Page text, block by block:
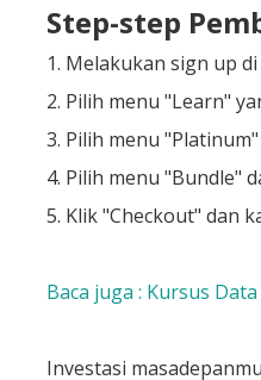
Step-step
1. Melakukan sign up di
2. Pilih menu "Learn"
3. Pilih menu "Platinum"
4. Pilih menu "Bundle"
5. Klik "Checkout" dan
Baca juga : Kursus
Investasi